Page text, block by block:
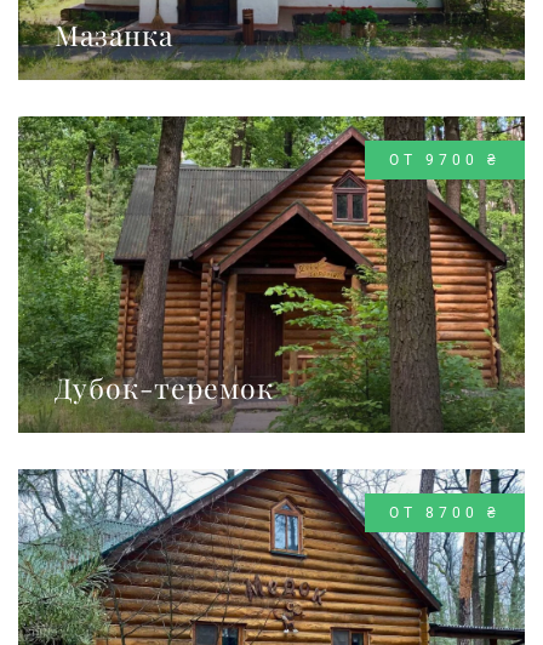
Мазанка
ОТ 9700 ₴
Дубок-теремок
ОТ 8700 ₴